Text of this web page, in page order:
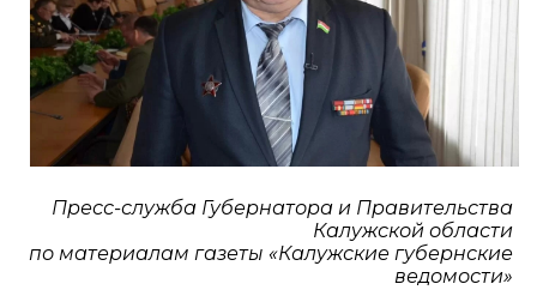
Пресс-служба Губернатора и Правительства
Калужской области
по материалам газеты «Калужские губернские
ведомости»